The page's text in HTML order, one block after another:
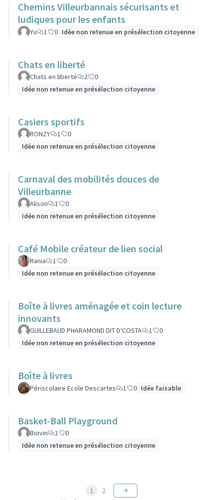
Chemins Villeurbannais sécurisants et
ludiques pour les enfants
Yu 1 0 Idée non retenue en présélection citoyenne
Chats en liberté
Chats en liberté 2
0
Idée non retenue en présélection citoyenne
Casiers sportifs
RONZY 1
0
Idée non retenue en présélection citoyenne
Carnaval des mobilités douces de
Villeurbanne
Alison 1
0
Idée non retenue en présélection citoyenne
Café Mobile créateur de lien social
Rania 1
0
Idée non retenue en présélection citoyenne
Boîte à livres aménagée et coin lecture
innovants
GUILLEBAUD PHARAMOND DIT D'COSTA 1
0
Idée non retenue en présélection citoyenne
Boîte à livres
Périscolaire Ecole Descartes 1 0 Idée faisable
Basket-Ball Playground
Boivin 1
0
Idée non retenue en présélection citoyenne
1 2